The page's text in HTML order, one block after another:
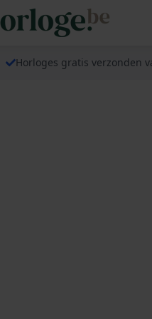
Horloges gratis verzonden